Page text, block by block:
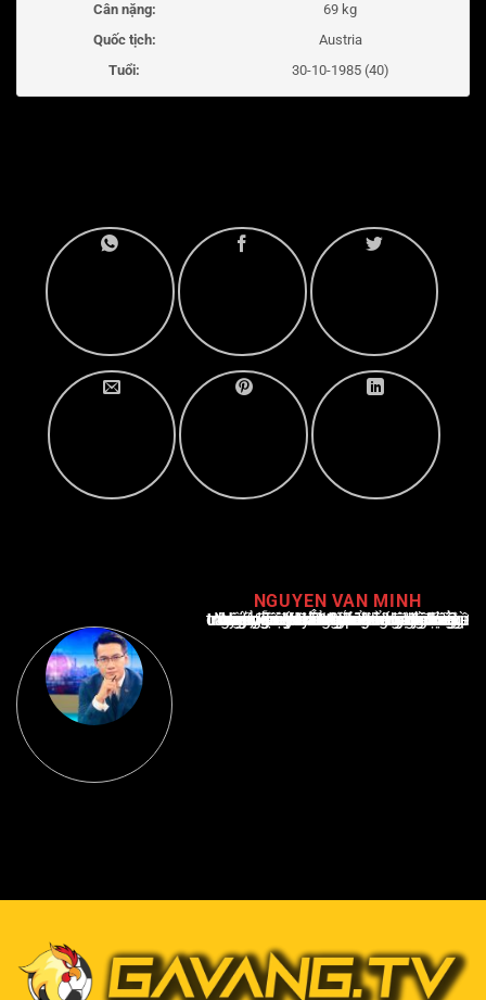
Cân nặng:
69 kg
Quốc tịch:
Austria
Tuổi:
30-10-1985 (40)
NGUYEN VAN MINH
Nguyễn Văn Minh là một trong những chuyên gia hàng đầu về báo cáo tin tức thể thao tại Việt Nam, với hơn 10 năm hoạt động trong ngành. Ông có kiến thức sâu rộng và kinh nghiệm đáng kể trong việc phân tích và báo cáo về các sự kiện thể thao hàng đầu. Sự hiểu biết sâu sắc của ông về ngành này đã giúp ông xây dựng uy tín và danh tiếng trong cộng đồng báo chí thể thao.